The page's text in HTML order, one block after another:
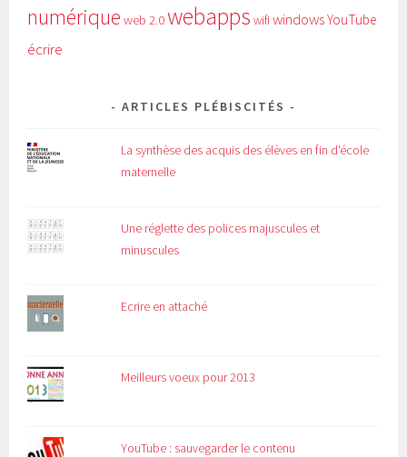
numérique web 2.0webapps wifi windowsYouTube
écrire
ARTICLES PLÉBISCITÉS
La synthèse des acquis des élèves en fin d'école
maternelle
Une réglette des polices majuscules et
minuscules
Ecrire en attaché
Meilleurs voeux pour 2013
YouTube : sauvegarder le contenu